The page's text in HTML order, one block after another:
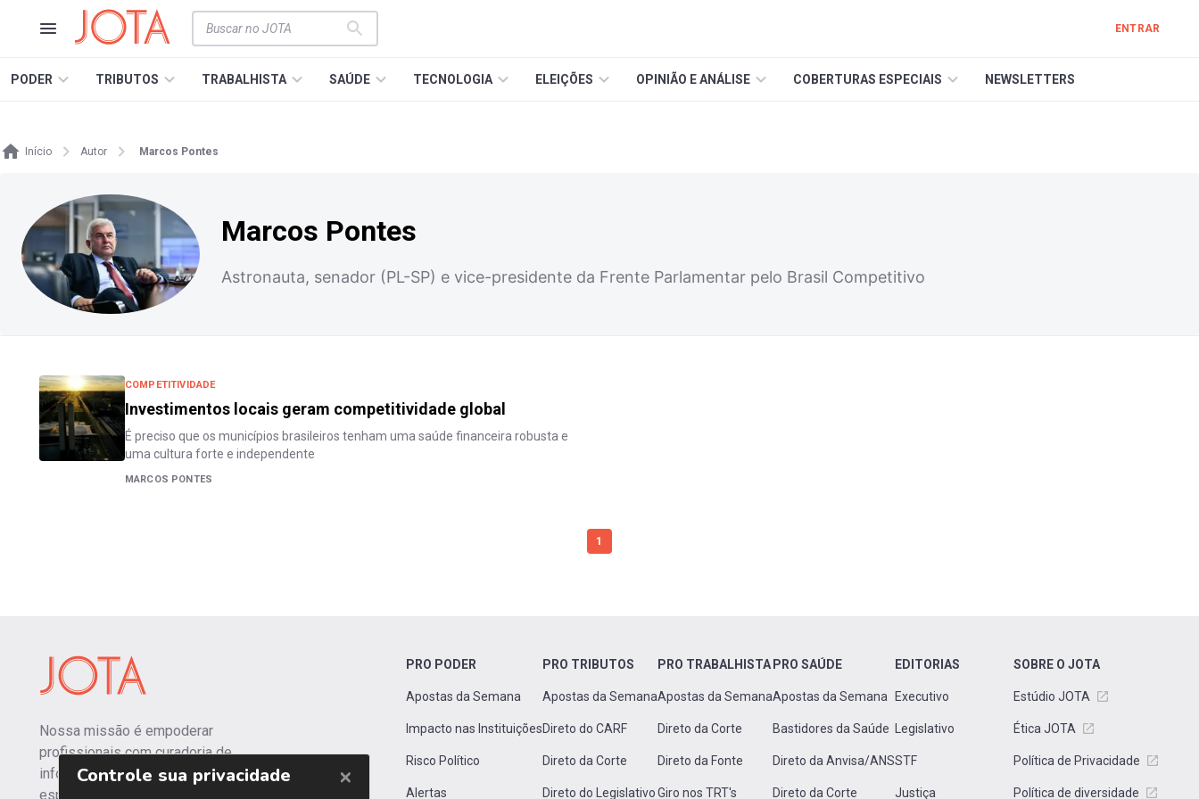
ENTRAR
PODER TRIBUTOS TRABALHISTA SAÚDE TECNOLOGIA ELEIÇÕES OPINIÃO E ANÁLISE COBERTURAS ESPECIAIS NEWSLETTERS
Início Autor Marcos Pontes
Marcos Pontes
Astronauta, senador (PL-SP) e vice-presidente da Frente Parlamentar pelo Brasil Competitivo
COMPETITIVIDADE
Investimentos locais geram competitividade global
É preciso que os municípios brasileiros tenham uma saúde financeira robusta e
uma cultura forte e independente
MARCOS PONTES
1
Nossa missão é empoderar
profissionais com curadoria de
informações independentes e
especializadas.
PRO PODER
Apostas da Semana
Impacto nas Instituições
Risco Político
Alertas
PRO TRIBUTOS
Apostas da Semana
Direto do CARF
Direto da Corte
Direto do Legislativo
PRO TRABALHISTA
Apostas da Semana
Direto da Corte
Direto da Fonte
Giro nos TRT's
PRO SAÚDE
Apostas da Semana
Bastidores da Saúde
Direto da Anvisa/ANS
Direto da Corte
EDITORIAS
Executivo
Legislativo
STF
Justiça
SOBRE O JOTA
Estúdio JOTA
Ética JOTA
Política de Privacidade
Política de diversidade